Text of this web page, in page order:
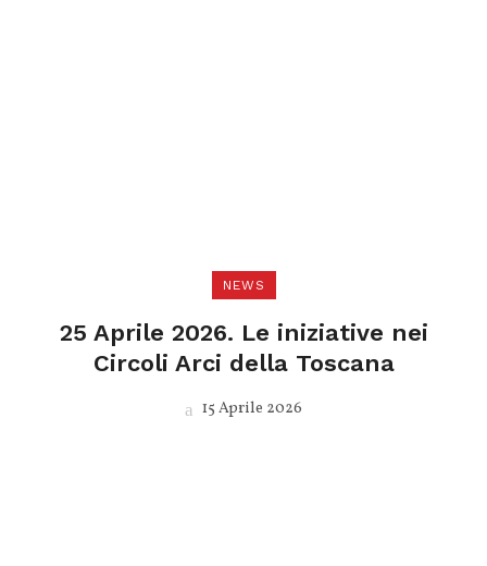
NEWS
25 Aprile 2026. Le iniziative nei
Circoli Arci della Toscana
15 Aprile 2026